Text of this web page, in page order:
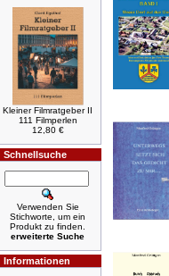
Kleiner Filmratgeber II
111 Filmperlen
12,80 €
Schnellsuche
Verwenden Sie
Stichworte, um ein
Produkt zu finden.
erweiterte Suche
Informationen